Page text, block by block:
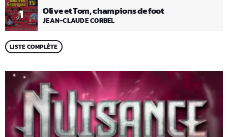
1 Olive et Tom, champions de foot
JEAN-CLAUDE CORBEL
LISTE COMPLÈTE